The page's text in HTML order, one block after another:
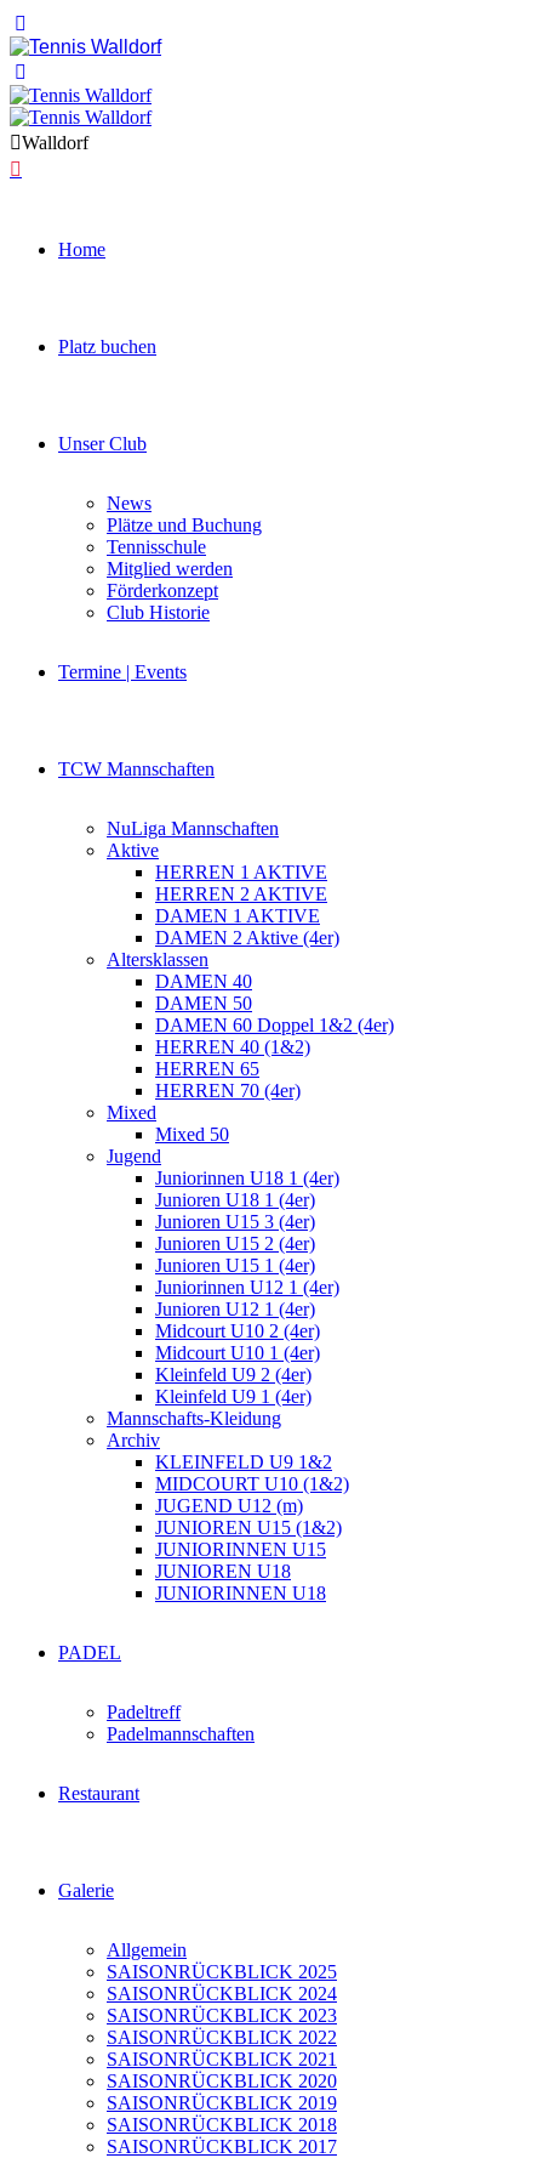
Walldorf
Home
Platz buchen
Unser Club
News
Plätze und Buchung
Tennisschule
Mitglied werden
Förderkonzept
Club Historie
Termine | Events
TCW Mannschaften
NuLiga Mannschaften
Aktive
HERREN 1 AKTIVE
HERREN 2 AKTIVE
DAMEN 1 AKTIVE
DAMEN 2 Aktive (4er)
Altersklassen
DAMEN 40
DAMEN 50
DAMEN 60 Doppel 1&2 (4er)
HERREN 40 (1&2)
HERREN 65
HERREN 70 (4er)
Mixed
Mixed 50
Jugend
Juniorinnen U18 1 (4er)
Junioren U18 1 (4er)
Junioren U15 3 (4er)
Junioren U15 2 (4er)
Junioren U15 1 (4er)
Juniorinnen U12 1 (4er)
Junioren U12 1 (4er)
Midcourt U10 2 (4er)
Midcourt U10 1 (4er)
Kleinfeld U9 2 (4er)
Kleinfeld U9 1 (4er)
Mannschafts-Kleidung
Archiv
KLEINFELD U9 1&2
MIDCOURT U10 (1&2)
JUGEND U12 (m)
JUNIOREN U15 (1&2)
JUNIORINNEN U15
JUNIOREN U18
JUNIORINNEN U18
PADEL
Padeltreff
Padelmannschaften
Restaurant
Galerie
Allgemein
SAISONRÜCKBLICK 2025
SAISONRÜCKBLICK 2024
SAISONRÜCKBLICK 2023
SAISONRÜCKBLICK 2022
SAISONRÜCKBLICK 2021
SAISONRÜCKBLICK 2020
SAISONRÜCKBLICK 2019
SAISONRÜCKBLICK 2018
SAISONRÜCKBLICK 2017